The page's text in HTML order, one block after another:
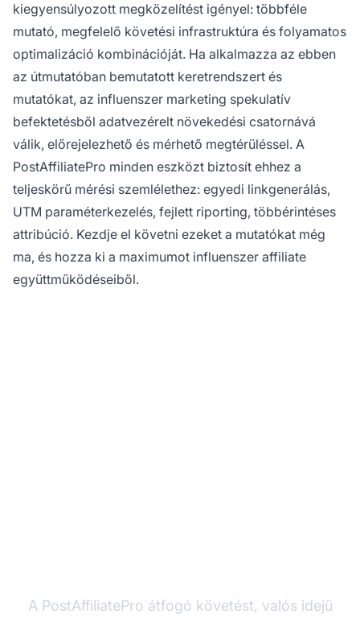
kiegyensúlyozott megközelítést igényel: többféle
mutató, megfelelő követési infrastruktúra és folyamatos
optimalizáció kombinációját. Ha alkalmazza az ebben
az útmutatóban bemutatott keretrendszert és
mutatókat, az influenszer marketing spekulatív
befektetésből adatvezérelt növekedési csatornává
válik, előrejelezhető és mérhető megtérüléssel. A
PostAffiliatePro minden eszközt biztosít ehhez a
teljeskörű mérési szemlélethez: egyedi linkgenerálás,
UTM paraméterkezelés, fejlett riporting, többérintéses
attribúció. Kezdje el követni ezeket a mutatókat még
ma, és hozza ki a maximumot influenszer affiliate
együttműködéseiből.
A PostAffiliatePro átfogó követést, valós idejű